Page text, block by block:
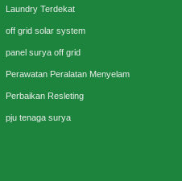
Laundry Terdekat
off grid solar system
panel surya off grid
Perawatan Peralatan Menyelam
Perbaikan Resleting
pju tenaga surya